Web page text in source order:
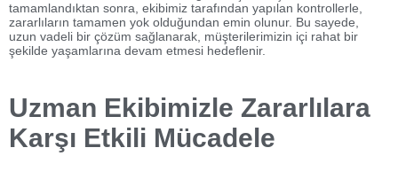
tamamlandıktan sonra, ekibimiz tarafından yapılan kontrollerle,
zararlıların tamamen yok olduğundan emin olunur. Bu sayede,
uzun vadeli bir çözüm sağlanarak, müşterilerimizin içi rahat bir
şekilde yaşamlarına devam etmesi hedeflenir.
Uzman Ekibimizle Zararlılara
Karşı Etkili Mücadele